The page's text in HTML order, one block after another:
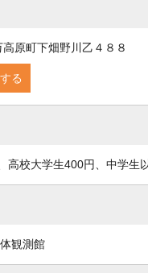
高原町下畑野川乙４８８
る
高校大学生400円、中学生
観測館